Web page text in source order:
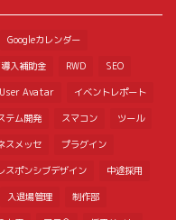
Googleカレンダー
入補助金 RWD SEO
Avatar イベントレポート
テム開発 スマコン ツール
スメッセ プラグイン
スポンシブデザイン 中途採用
入退場管理 制作部